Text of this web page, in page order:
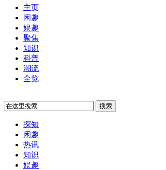
主页
闲趣
娱趣
聚焦
知识
科普
潮流
全览
探知
闲趣
热讯
知识
娱趣